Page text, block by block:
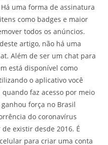
uma forma de assinatura
como badges e maior
todos os anúncios.
artigo, não há uma
Além de ser um chat para
está disponível como
o aplicativo você
faz acesso por meio
força no Brasil
do coronavírus
existir desde 2016. É
para criar uma conta